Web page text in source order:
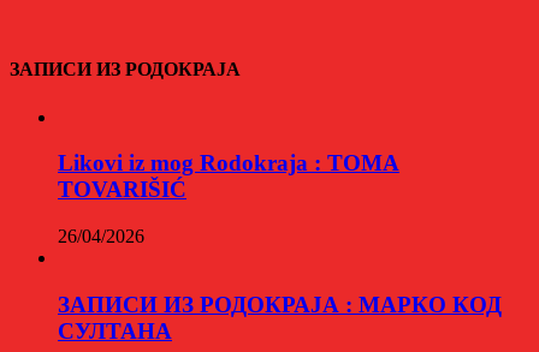
ЗАПИСИ ИЗ РОДОКРАЈА
Likovi iz mog Rodokraja : TOMA
TOVARIŠIĆ
26/04/2026
ЗАПИСИ ИЗ РОДОКРАЈА : МАРКО КОД
СУЛТАНА